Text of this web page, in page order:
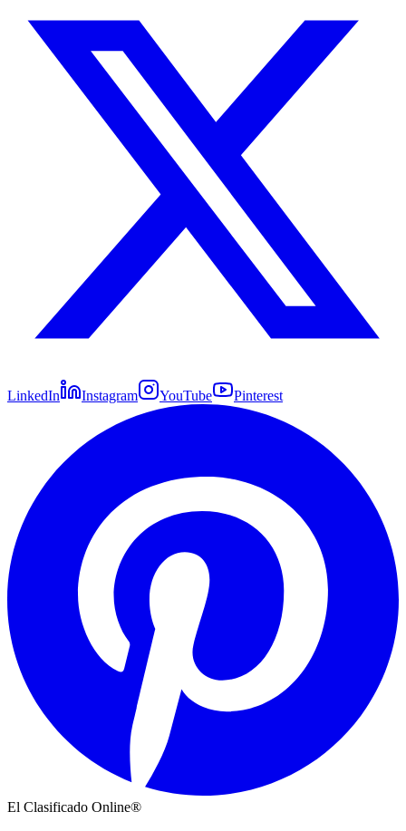
LinkedIn Instagram YouTube Pinterest
El Clasificado Online®